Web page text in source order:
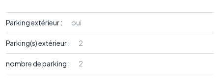
Parking extérieur : oui
Parking(s) extérieur : 2
nombre de parking : 2